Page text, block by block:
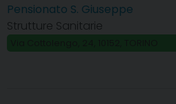
Pensionato S. Giuseppe
Strutture Sanitarie